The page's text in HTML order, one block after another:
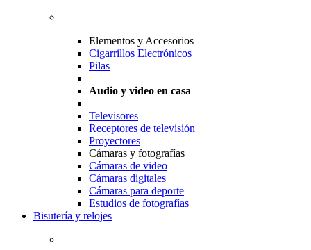
Elementos y Accesorios
Cigarrillos Electrónicos
Pilas
Audio y video en casa
Televisores
Receptores de televisión
Proyectores
Cámaras y fotografías
Cámaras de video
Cámaras digitales
Cámaras para deporte
Estudios de fotografías
Bisutería y relojes